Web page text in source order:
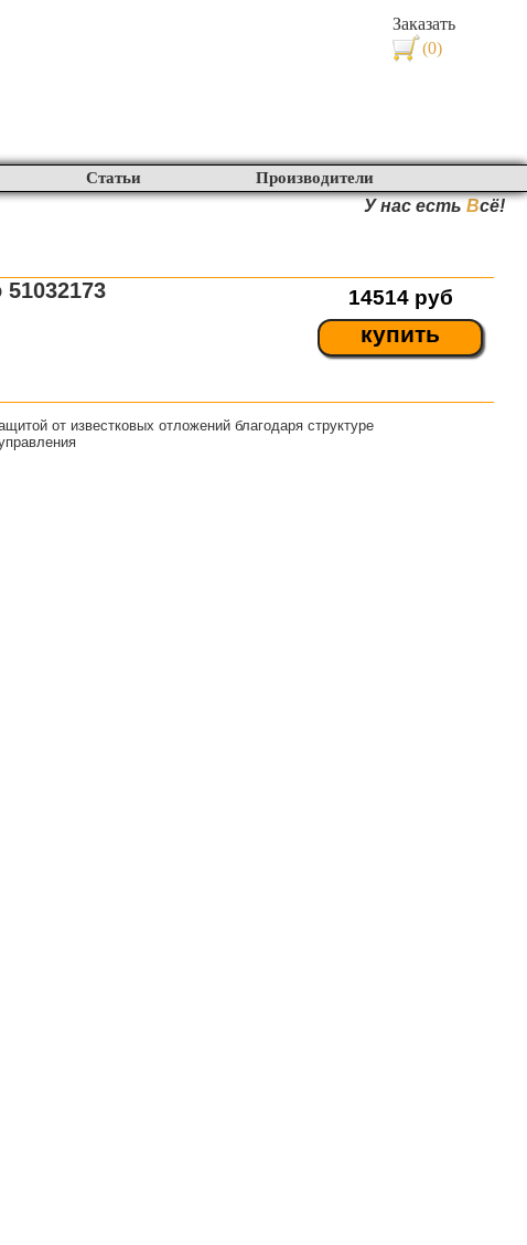
Заказать
(0)
Статьи Производители
У нас есть Всё!
14514 руб
купить
от известковых отложений благодаря структуре